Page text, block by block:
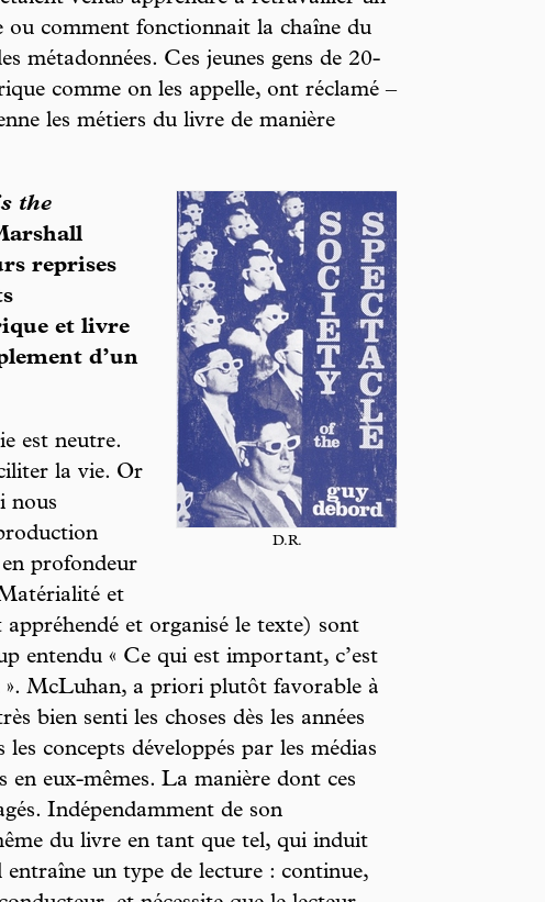
ou comment fonctionnait la chaîne du
métadonnées. Ces jeunes gens de 20-
comme on les appelle, ont réclamé –
les métiers du livre de manière
D.R.
the
reprises
et livre
d’un
est neutre.
la vie. Or
nous
profondeur
et
et organisé le texte) sont
entendu « Ce qui est important, c’est
». McLuhan, a priori plutôt favorable à
bien senti les choses dès les années
concepts développés par les médias
eux-mêmes. La manière dont ces
Indépendamment de son
du livre en tant que tel, qui induit
un type de lecture : continue,